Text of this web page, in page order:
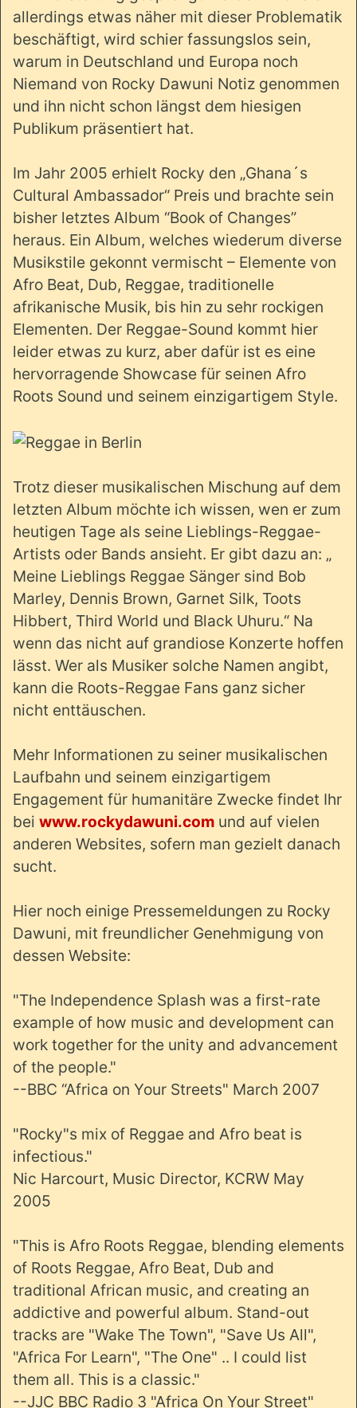
allerdings etwas näher mit dieser Problematik
beschäftigt, wird schier fassungslos sein,
warum in Deutschland und Europa noch
Niemand von Rocky Dawuni Notiz genommen
und ihn nicht schon längst dem hiesigen
Publikum präsentiert hat.
Im Jahr 2005 erhielt Rocky den „Ghana´s
Cultural Ambassador“ Preis und brachte sein
bisher letztes Album “Book of Changes”
heraus. Ein Album, welches wiederum diverse
Musikstile gekonnt vermischt – Elemente von
Afro Beat, Dub, Reggae, traditionelle
afrikanische Musik, bis hin zu sehr rockigen
Elementen. Der Reggae-Sound kommt hier
leider etwas zu kurz, aber dafür ist es eine
hervorragende Showcase für seinen Afro
Roots Sound und seinem einzigartigem Style.
Trotz dieser musikalischen Mischung auf dem
letzten Album möchte ich wissen, wen er zum
heutigen Tage als seine Lieblings-Reggae-
Artists oder Bands ansieht. Er gibt dazu an: „
Meine Lieblings Reggae Sänger sind Bob
Marley, Dennis Brown, Garnet Silk, Toots
Hibbert, Third World und Black Uhuru.“ Na
wenn das nicht auf grandiose Konzerte hoffen
lässt. Wer als Musiker solche Namen angibt,
kann die Roots-Reggae Fans ganz sicher
nicht enttäuschen.
Mehr Informationen zu seiner musikalischen
Laufbahn und seinem einzigartigem
Engagement für humanitäre Zwecke findet Ihr
bei www.rockydawuni.com und auf vielen
anderen Websites, sofern man gezielt danach
sucht.
Hier noch einige Pressemeldungen zu Rocky
Dawuni, mit freundlicher Genehmigung von
dessen Website:
"The Independence Splash was a first-rate
example of how music and development can
work together for the unity and advancement
of the people."
--BBC “Africa on Your Streets" March 2007
"Rocky"s mix of Reggae and Afro beat is
infectious."
Nic Harcourt, Music Director, KCRW May
2005
"This is Afro Roots Reggae, blending elements
of Roots Reggae, Afro Beat, Dub and
traditional African music, and creating an
addictive and powerful album. Stand-out
tracks are "Wake The Town", "Save Us All",
"Africa For Learn", "The One" .. I could list
them all. This is a classic."
--JJC BBC Radio 3 "Africa On Your Street"